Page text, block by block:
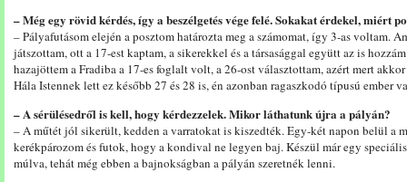
– Még egy rövid kérdés, így a beszélgetés vége felé. Sokakat érdekel, miért
– Pályafutásom elején a posztom határozta meg a számomat, így 3-as voltam.
játszottam, ott a 17-est kaptam, a sikerekkel és a társasággal együtt az is
hazajöttem a Fradiba a 17-es foglalt volt, a 26-ost választottam, azért mert
Hála Istennek lett ez később 27 és 28 is, én azonban ragaszkodó típusú ember
– A sérülésedről is kell, hogy kérdezzelek. Mikor láthatunk újra a pályán?
– A műtét jól sikerült, kedden a varratokat is kiszedték. Egy-két napon belül a
kerékpározom és futok, hogy a kondival ne legyen baj. Készül már egy
múlva, tehát még ebben a bajnokságban a pályán szeretnék lenni.